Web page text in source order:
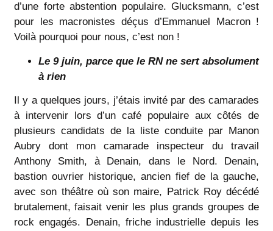
d’une forte abstention populaire. Glucksmann, c’est
pour les macronistes déçus d’Emmanuel Macron !
Voilà pourquoi pour nous, c’est non !
Le 9 juin, parce que le RN ne sert absolument
à rien
Il y a quelques jours, j’étais invité par des camarades
à intervenir lors d’un café populaire aux côtés de
plusieurs candidats de la liste conduite par Manon
Aubry dont mon camarade inspecteur du travail
Anthony Smith, à Denain, dans le Nord. Denain,
bastion ouvrier historique, ancien fief de la gauche,
avec son théâtre où son maire, Patrick Roy décédé
brutalement, faisait venir les plus grands groupes de
rock engagés. Denain, friche industrielle depuis les